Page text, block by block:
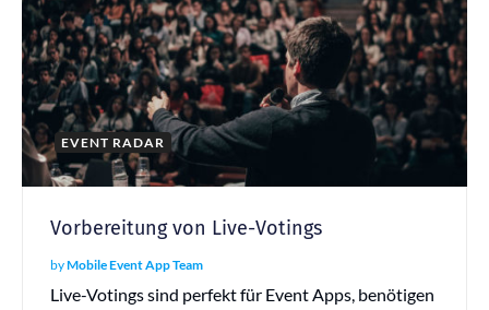
EVENT RADAR
Vorbereitung von Live-Votings
byMobile Event App Team
Live-Votings sind perfekt für Event Apps, benötigen